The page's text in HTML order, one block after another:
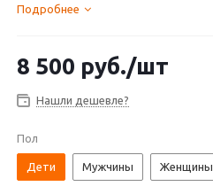
Подробнее
8 500 руб./шт
Нашли дешевле?
Пол
Дети Мужчины Женщины